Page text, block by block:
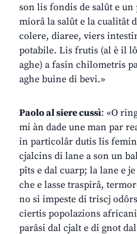
son lis fondis de salût e un
miorâ la salût e la cualitât
colere, diaree, viers
potabile. Lis frutis (al è il
aghe) a fasin chilometris
aghe buine di bevi.»
Paolo al siere cussì: «O
mi àn dade une man par
in particolâr dutis lis
cjalcins di lane a son un
pîts e dal cuarp; la lane e
che e lasse traspirâ,
no si impeste di triscj
ciertis popolazions
parâsi dal cjalt e di gnot